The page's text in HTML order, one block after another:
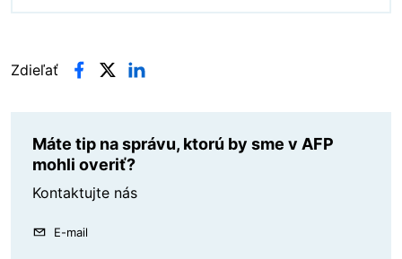
Zdieľať
Máte tip na správu, ktorú by sme v AFP
mohli overiť?
Kontaktujte nás
E-mail